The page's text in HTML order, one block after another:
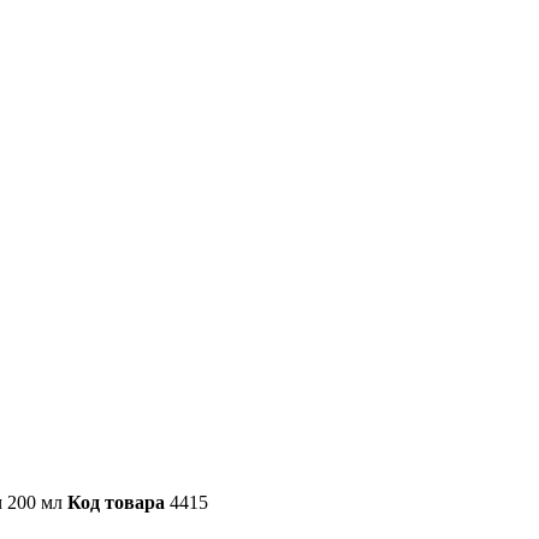
200 млКод товара 4415